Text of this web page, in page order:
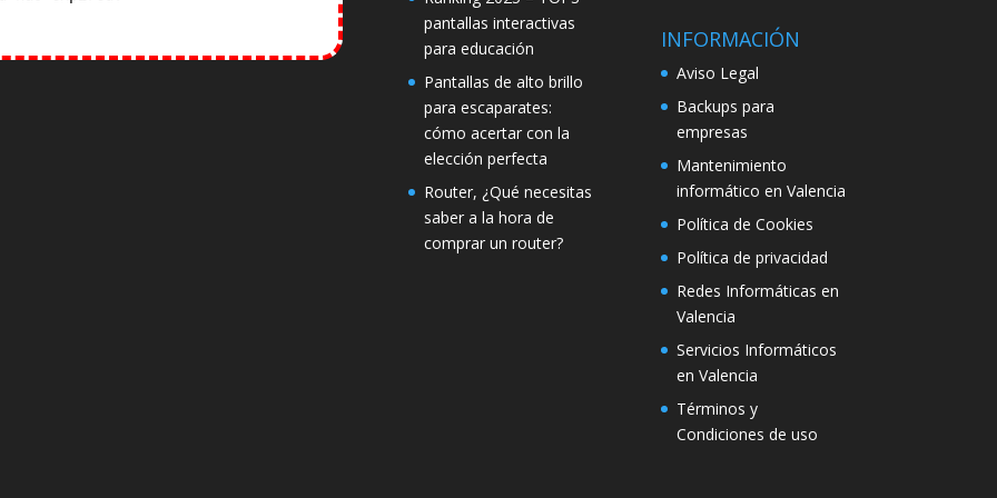
pantallas interactivas
para educación
Pantallas de alto brillo
para escaparates:
cómo acertar con la
elección perfecta
Router, ¿Qué necesitas
saber a la hora de
comprar un router?
INFORMACIÓN
Aviso Legal
Backups para
empresas
Mantenimiento
informático en Valencia
Política de Cookies
Política de privacidad
Redes Informáticas en
Valencia
Servicios Informáticos
en Valencia
Términos y
Condiciones de uso